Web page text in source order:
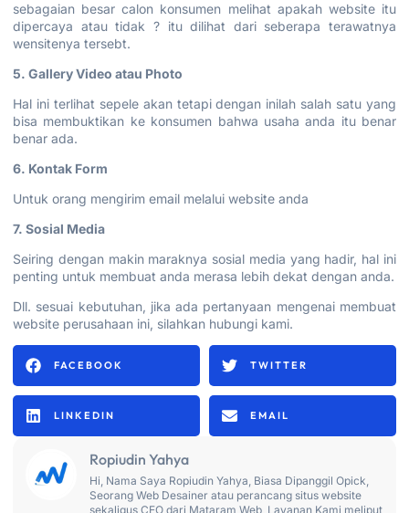
sebagaian besar calon konsumen melihat apakah website itu
dipercaya atau tidak ? itu dilihat dari seberapa terawatnya
wensitenya tersebt.
5. Gallery Video atau Photo
Hal ini terlihat sepele akan tetapi dengan inilah salah satu yang
bisa membuktikan ke konsumen bahwa usaha anda itu benar
benar ada.
6. Kontak Form
Untuk orang mengirim email melalui website anda
7. Sosial Media
Seiring dengan makin maraknya sosial media yang hadir, hal ini
penting untuk membuat anda merasa lebih dekat dengan anda.
Dll. sesuai kebutuhan, jika ada pertanyaan mengenai membuat
website perusahaan ini, silahkan hubungi kami.
FACEBOOK TWITTER
LINKEDIN EMAIL
Ropiudin Yahya
Hi, Nama Saya Ropiudin Yahya, Biasa Dipanggil Opick,
Seorang Web Desainer atau perancang situs website
sekaligus CEO dari Mataram Web, Layanan Kami meliput